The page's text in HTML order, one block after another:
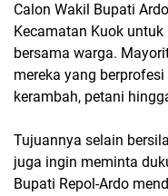
Calon Wakil Bupati
Kecamatan Kuok
bersama warga.
mereka yang
kerambah, petani
Tujuannya selain
juga ingin meminta
Bupati Repol-Ardo